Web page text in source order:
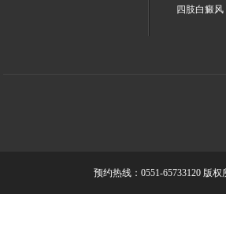
四肢白癜风
预约热线：0551-65733120 版权